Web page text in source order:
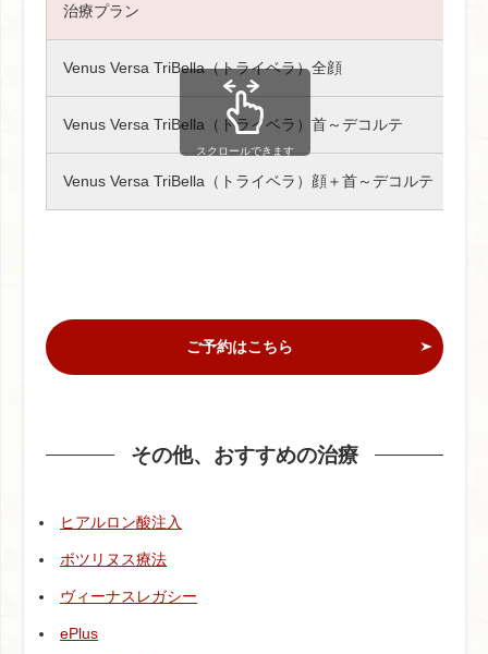
治療プラン
Venus Versa TriBella（トライベラ）全顔
Venus Versa TriBella（トライベラ）首～デコルテ
Venus Versa TriBella（トライベラ）顔＋首～デコルテ
スクロールできます
ご予約はこちら
その他、おすすめの治療
ヒアルロン酸注入
ボツリヌス療法
ヴィーナスレガシー
ePlus